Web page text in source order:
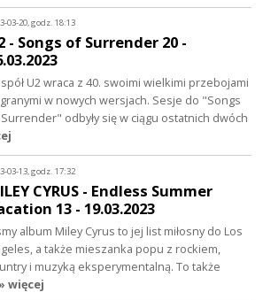
03-20, godz. 18:13
- Songs of Surrender 20 -
U2 wraca z 40. swoimi wielkimi przebojami
w nowych wersjach. Sesje do "Songs
odbyły się w ciągu ostatnich dwóch
03-13, godz. 17:32
CYRUS - Endless Summer
13 - 19.03.2023
album Miley Cyrus to jej list miłosny do Los
a także mieszanka popu z rockiem,
i muzyką eksperymentalną. To także
więcej